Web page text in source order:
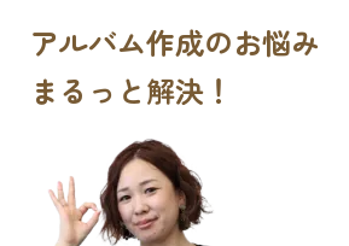
アルバム作成のお悩み
まるっと解決 ！